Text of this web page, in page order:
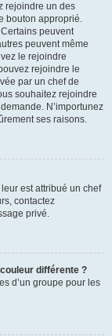
rejoindre un des
bouton approprié.
peuvent
peuvent même
le rejoindre
rejoindre le
par un chef de
souhaitez rejoindre
N’importunez
ses raisons.
est attribué un chef
contactez
privé.
différente ?
d’un groupe pour les